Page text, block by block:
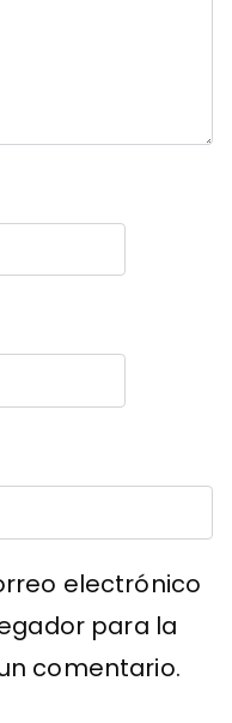
electrónico
para la
comentario.